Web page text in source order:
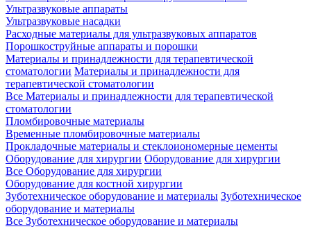
Ультразвуковые аппараты
Ультразвуковые насадки
Расходные материалы для ультразвуковых аппаратов
Порошкоструйные аппараты и порошки
Материалы и принадлежности для терапевтической
стоматологии Материалы и принадлежности для
терапевтической стоматологии
Все Материалы и принадлежности для терапевтической
стоматологии
Пломбировочные материалы
Временные пломбировочные материалы
Прокладочные материалы и стеклоиономерные цементы
Оборудование для хирургии Оборудование для хирургии
Все Оборудование для хирургии
Оборудование для костной хирургии
Зуботехническое оборудование и материалы Зуботехническое
оборудование и материалы
Все Зуботехническое оборудование и материалы